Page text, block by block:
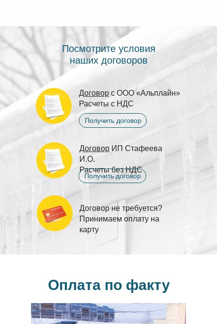
Посмотрите условия
наших договоров
Договор с ООО «Альплайн»
Расчеты с НДС
Договор ИП Стафеева
И.О.
Расчеты без НДС
Договор не требуется?
Принимаем оплату на
карту
Получить договор
Получить договор
Оплата по факту